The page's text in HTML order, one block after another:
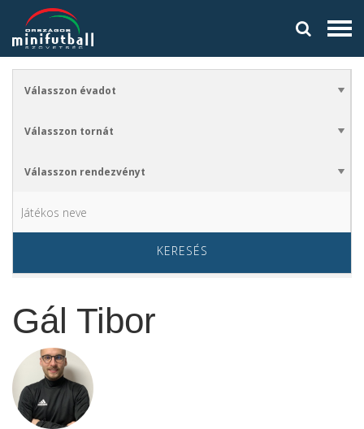
KERESÉS
Gál Tibor